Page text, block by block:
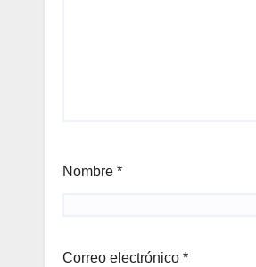
Nombre *
Correo electrónico *